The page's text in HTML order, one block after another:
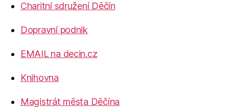
Charitní sdružení Děčín
Dopravní podnik
EMAIL na decin.cz
Knihovna
Magistrát města Děčína